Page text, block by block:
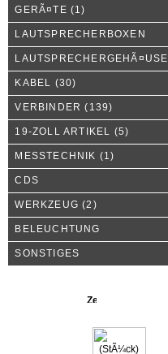
GERÃ¤TE (1)
LAUTSPRECHERBOXEN
LAUTSPRECHERGEHÃ¤USE
KABEL (30)
VERBINDER (139)
19-ZOLL ARTIKEL (5)
MESSTECHNIK (1)
CDS
WERKZEUG (2)
BELEUCHTUNG
SONSTIGES